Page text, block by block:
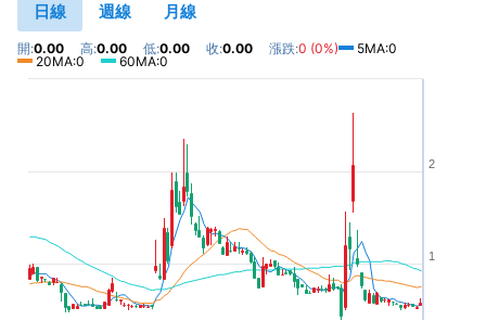
日線 週線 月線
開:0.00 高:0.00 低:0.00 收:0.00 漲跌:0 (0%)
5MA:0
20MA:0
60MA:0
1
2